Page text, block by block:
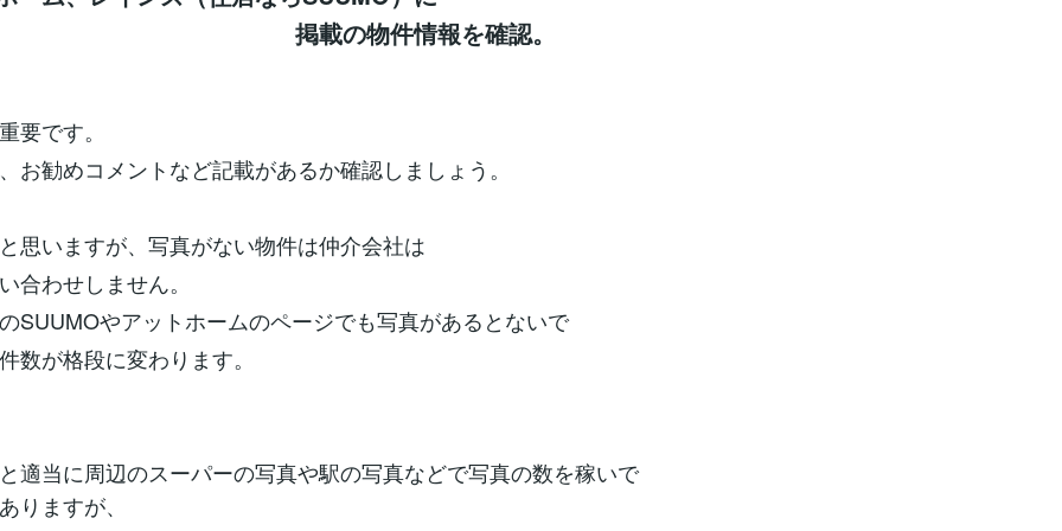
の物件情報を確認。
要です。
お勧めコメントなど記載があるか確認しましょう。
思いますが、写真がない物件は仲介会社は
合わせしません。
SUUMOやアットホームのページでも写真があるとないで
数が格段に変わります。
適当に周辺のスーパーの写真や駅の写真などで写真の数を稼いで
りますが、